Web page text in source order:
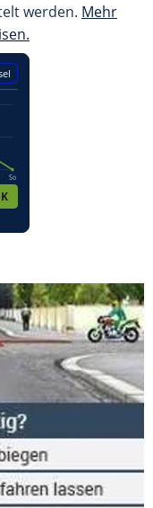
werden. Mehr